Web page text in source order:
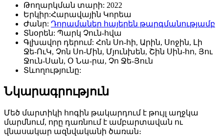
Թողարկման տարի: 2022
Երկիր:Հարավային Կորեա
Ժանր: Դորամաներ հայերեն թարգմանությամբ
Տնօրեն: Պարկ Չուն-հվա
Գլխավոր դերում: Հոն Սո-հի, Արին, Սոջին, Լի
Ջե-ՈւԿ, Չոն Սո-Մին, Մյունխեն, Շին Սին-հո, Յու
Ջուն-Սան, Օ Նա-րա, Չո Ջե-Յուն
Տևողությունը:
Նկարագրություն
Մեծ մարտիկի հոգին թակարդում է թույլ աղջկա
մարմնում, որը դառնում է ամբարտավան ու
վնասակար ազնվականի ծառան։